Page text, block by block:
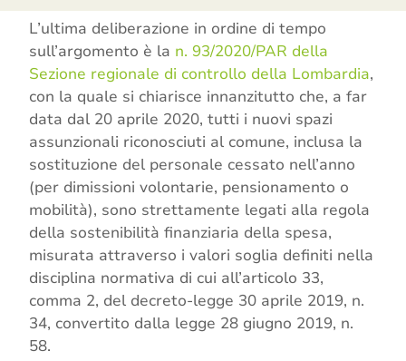
L’ultima deliberazione in ordine di tempo
sull’argomento è la n. 93/2020/PAR della
Sezione regionale di controllo della Lombardia,
con la quale si chiarisce innanzitutto che, a far
data dal 20 aprile 2020, tutti i nuovi spazi
assunzionali riconosciuti al comune, inclusa la
sostituzione del personale cessato nell’anno
(per dimissioni volontarie, pensionamento o
mobilità), sono strettamente legati alla regola
della sostenibilità finanziaria della spesa,
misurata attraverso i valori soglia definiti nella
disciplina normativa di cui all’articolo 33,
comma 2, del decreto-legge 30 aprile 2019, n.
34, convertito dalla legge 28 giugno 2019, n.
58.